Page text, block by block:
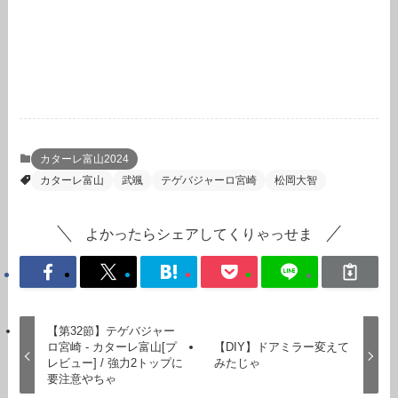
カターレ富山2024
カターレ富山
武颯 テゲバジャーロ宮崎 松岡大智
よかったらシェアしてくりゃっせま
【第32節】テゲバジャー
ロ宮崎 - カターレ富山[プ
レビュー] / 強力2トップに
要注意やちゃ
【DIY】ドアミラー変えて
みたじゃ